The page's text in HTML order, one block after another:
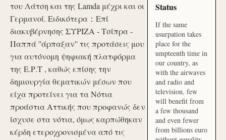
του Λάτση και της Lamda μέχρι και οι
Γερμανοί. Ειδικότερα：Επί
διακυβέρνησης ΣΥΡΙΖΑ - Τσίπρα -
Παππά ''άρπαξαν'' τις προτάσεις μου
για αυτόνομη ψηφιακή πλατφόρμα
της Ε.Ρ.Τ , καθώς επίσης την
δημιουργία θεματικών μέσων που
είχα προτείνει για τα Νότια
προάστια Αττικής που προφανώς δεν
ίσχυσε στα νότια, όμως καρπώθηκαν
κέρδη ετεροχρονισμένα από τις
Status
If the same
usurpation takes
place for the
umpteenth time in
our country, as
with the airwaves
and radio and
television, few
will benefit from
a few thousand
and even fewer
from billions euro